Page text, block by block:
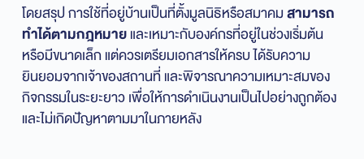
โดยสรุป การใช้ที่อยู่บ้านเป็นที่ตั้งมูลนิธิหรือสมาคมสามารถ
ทำได้ตามกฎหมายและเหมาะกับองค์กรที่อยู่ในช่วงเริ่มต้น
หรือมีขนาดเล็ก แต่ควรเตรียมเอกสารให้ครบ ได้รับความ
ยินยอมจากเจ้าของสถานที่ และพิจารณาความเหมาะสมของ
กิจกรรมในระยะยาว เพื่อให้การดำเนินงานเป็นไปอย่างถูกต้อง
และไม่เกิดปัญหาตามมาในภายหลัง